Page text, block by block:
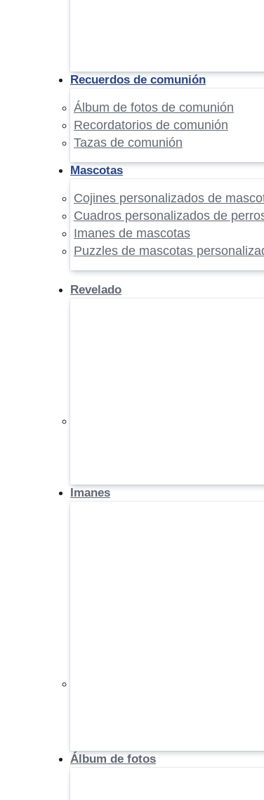
Recuerdos de comunión
Álbum de fotos de comunión
Recordatorios de comunión
Tazas de comunión
Mascotas
Cojines personalizados de
Cuadros personalizados de
Imanes de mascotas
Puzzles de mascotas
Revelado
Imanes
Álbum de fotos